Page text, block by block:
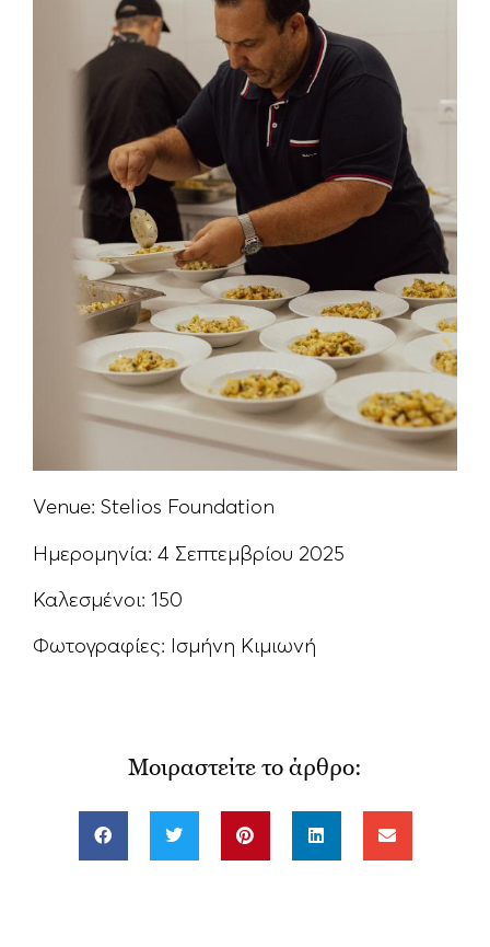
Venue: Stelios Foundation
Ημερομηνία: 4 Σεπτεμβρίου 2025
Καλεσμένοι: 150
Φωτογραφίες: Ισμήνη Κιμιωνή
Μοιραστείτε το άρθρο: